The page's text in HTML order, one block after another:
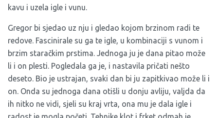
kavu i uzela igle i vunu.
Gregor bi sjedao uz nju i gledao kojom brzinom radi te
redove. Fascinirale su ga te igle, u kombinaciji s vunom i
brzim staračkim prstima. Jednoga ju je dana pitao može
li i on plesti. Pogledala ga je, i nastavila pričati nešto
deseto. Bio je ustrajan, svaki dan bi ju zapitkivao može li i
on. Onda su jednoga dana otišli u donju avliju, valjda da
ih nitko ne vidi, sjeli su kraj vrta, ona mu je dala igle i